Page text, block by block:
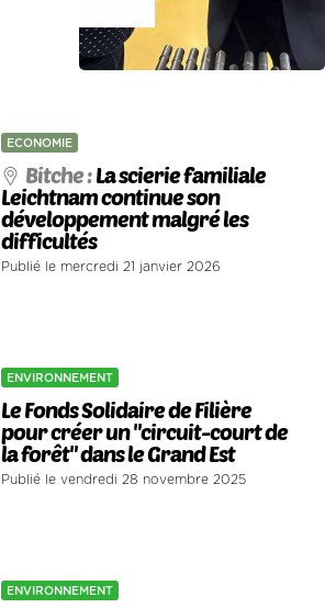
ECONOMIE
Bitche :La scierie familiale
Leichtnam continue son
développement malgré les
difficultés
Publié le mercredi 21 janvier 2026
ENVIRONNEMENT
Le Fonds Solidaire de Filière
pour créer un "circuit-court de
la forêt" dans le Grand Est
Publié le vendredi 28 novembre 2025
ENVIRONNEMENT